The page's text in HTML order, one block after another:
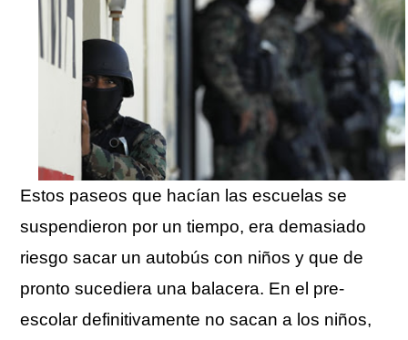
Estos paseos que hacían las escuelas se
suspendieron por un tiempo, era demasiado
riesgo sacar un autobús con niños y que de
pronto sucediera una balacera. En el pre-
escolar definitivamente no sacan a los niños,